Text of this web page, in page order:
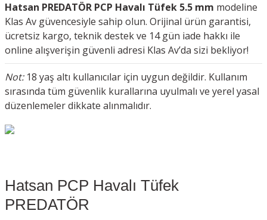
Hatsan PREDATÖR PCP Havalı Tüfek 5.5 mm modeline
Klas Av güvencesiyle sahip olun. Orijinal ürün garantisi,
ücretsiz kargo, teknik destek ve 14 gün iade hakkı ile
online alışverişin güvenli adresi Klas Av’da sizi bekliyor!
Not:18 yaş altı kullanıcılar için uygun değildir. Kullanım
sırasında tüm güvenlik kurallarına uyulmalı ve yerel yasal
düzenlemeler dikkate alınmalıdır.
Hatsan PCP Havalı Tüfek
PREDATÖR